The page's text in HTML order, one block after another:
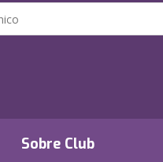
Sobre Club